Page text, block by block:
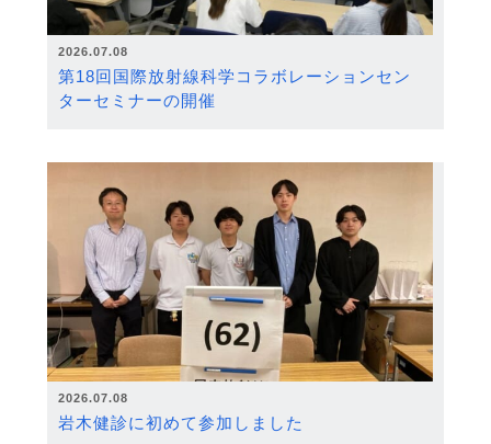
2026.07.08
第18回国際放射線科学コラボレーションセン
ターセミナーの開催
2026.07.08
岩木健診に初めて参加しました